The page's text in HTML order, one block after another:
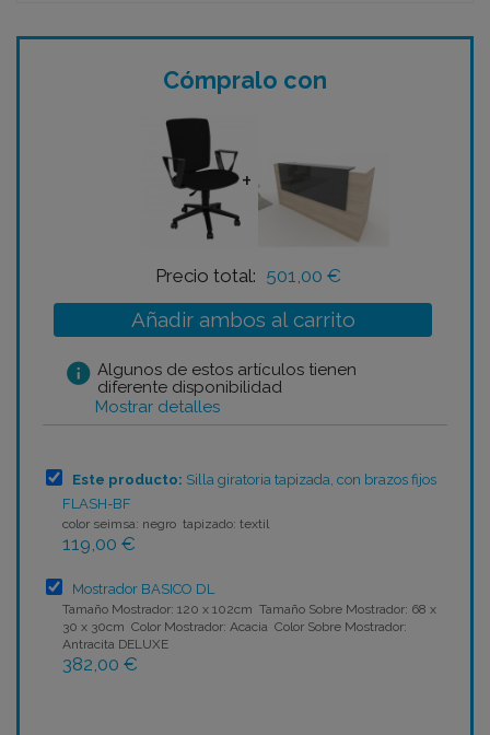
Cómpralo con
+
Precio total: 501,00 €
Añadir ambos al carrito
info Algunos de estos artículos tienen
diferente disponibilidad
Mostrar detalles
Este producto: Silla giratoria tapizada, con brazos fijos
FLASH-BF
color seimsa: negro tapizado: textil
119,00 €
Mostrador BASICO DL
Tamaño Mostrador: 120 x 102cm Tamaño Sobre Mostrador: 68 x
30 x 30cm Color Mostrador: Acacia Color Sobre Mostrador:
Antracita DELUXE
382,00 €